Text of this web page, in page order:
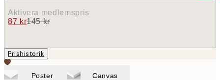
Aktivera medlemspris
87 kr145 kr
Prishistorik
Poster Canvas